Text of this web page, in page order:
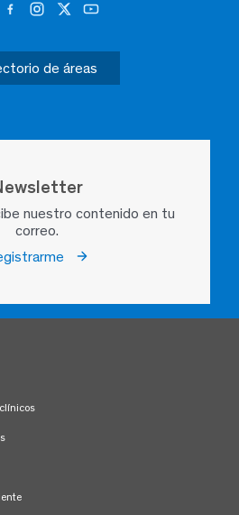
de áreas
nuestro contenido en tu
correo.